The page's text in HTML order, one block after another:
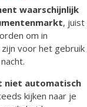
waarschijnlijk
, juist
om in
voor het gebruik
niet automatisch
kijken naar je